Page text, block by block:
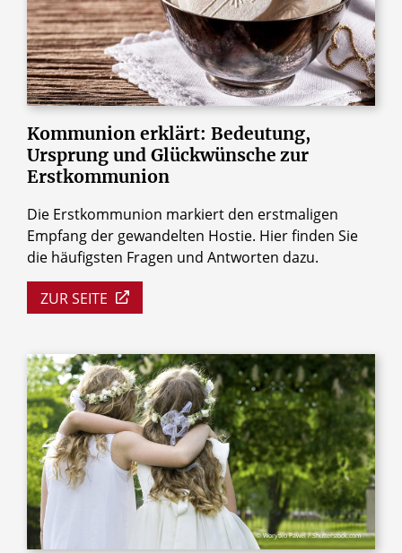
© stockcreations / Shutterstock.com
Kommunion erklärt: Bedeutung,
Ursprung und Glückwünsche zur
Erstkommunion
Die Erstkommunion markiert den erstmaligen
Empfang der gewandelten Hostie. Hier finden Sie
die häufigsten Fragen und Antworten dazu.
ZUR SEITE
© Worytko Pawel / Shutterstock.com